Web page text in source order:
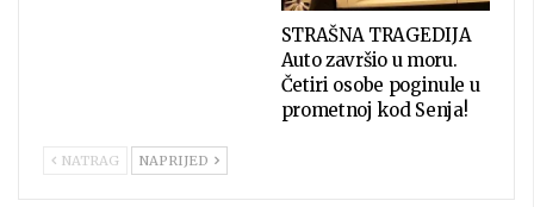
STRAŠNA TRAGEDIJA
Auto završio u moru.
Četiri osobe poginule u
prometnoj kod Senja!
NATRAG NAPRIJED